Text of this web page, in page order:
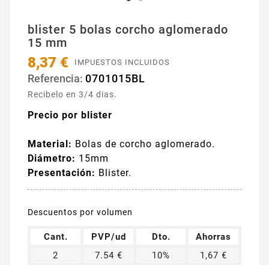
blister 5 bolas corcho aglomerado
15 mm
8,37 € IMPUESTOS INCLUIDOS
Referencia: 0701015BL
Recibelo en 3/4 dias.
Precio por blister
Material: Bolas de corcho aglomerado.
Diámetro: 15mm
Presentación: Blister.
Descuentos por volumen
Cant. PVP/ud Dto.
Ahorras
2
7.54 € 10%
1,67 €